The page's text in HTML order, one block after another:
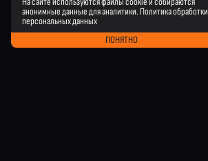
анонимные данные для аналитики. Политика обработки
персональных данных
ПОНЯТНО